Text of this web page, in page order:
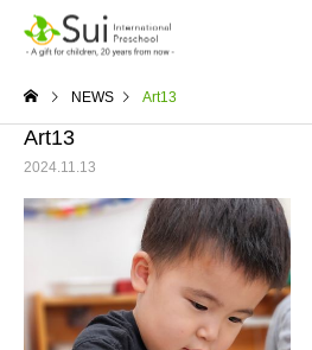
NEWS Art13
Art13
2024.11.13